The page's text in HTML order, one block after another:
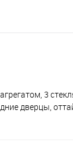
3
дверцы,